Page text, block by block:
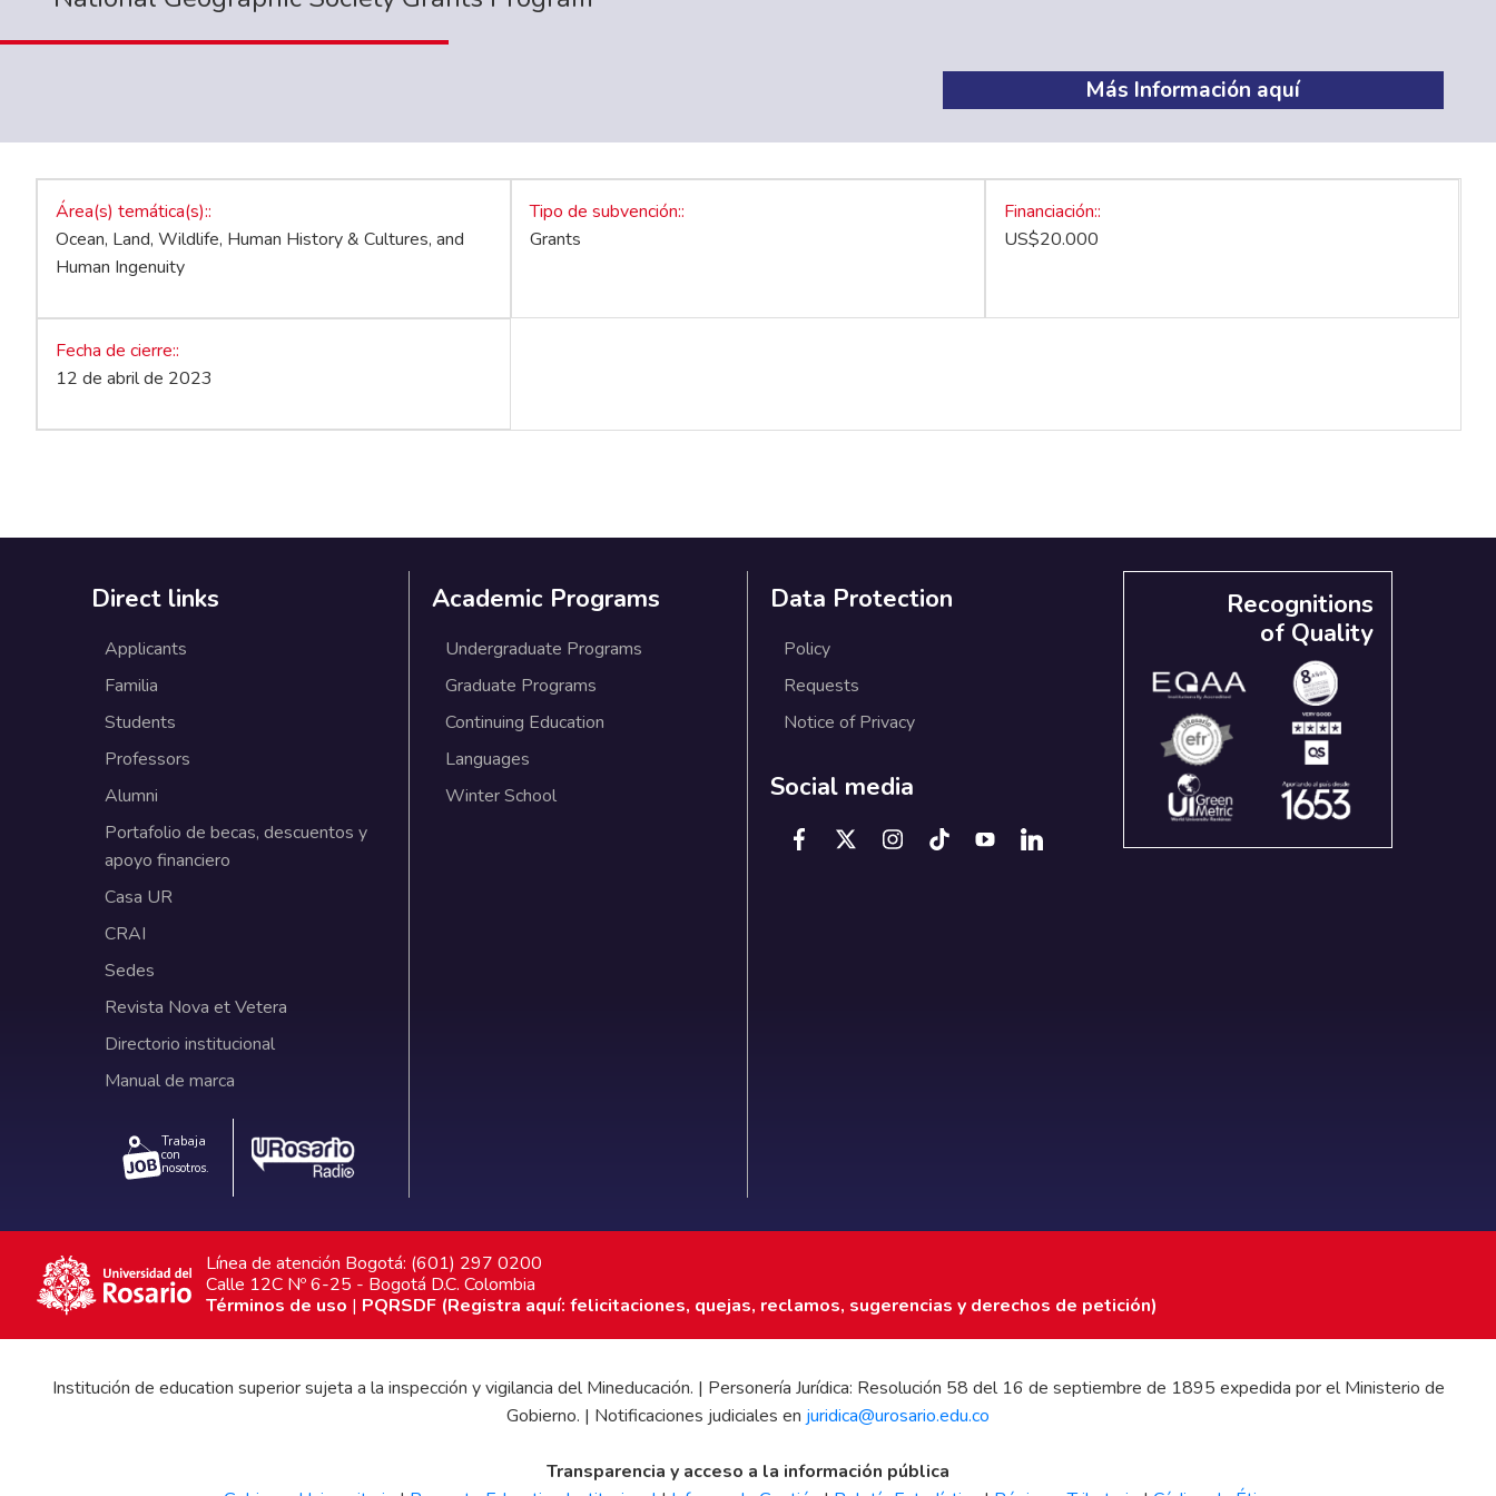
Más Información aquí
Área(s) temática(s):
Ocean, Land, Wildlife, Human History & Cultures, and
Human Ingenuity
Tipo de subvención:
Grants
Financiación:
US$20.000
Fecha de cierre:
12 de abril de 2023
Direct links
Applicants
Familia
Students
Professors
Alumni
Portafolio de becas, descuentos y
apoyo financiero
Casa UR
CRAI
Sedes
Revista Nova et Vetera
Directorio institucional
Manual de marca
Trabaja
con
nosotros.
Academic Programs
Undergraduate Programs
Graduate Programs
Continuing Education
Languages
Winter School
Data Protection
Policy
Requests
Notice of Privacy
Social media
Recognitions
of Quality
Línea de atención Bogotá: (601) 297 0200
Calle 12C Nº 6-25 - Bogotá D.C. Colombia
Términos de uso | PQRSDF (Registra aquí: felicitaciones, quejas, reclamos, sugerencias y derechos de petición)
Institución de education superior sujeta a la inspección y vigilancia del Mineducación. | Personería Jurídica: Resolución 58 del 16 de septiembre de 1895 expedida por el Ministerio de
Gobierno. | Notificaciones judiciales en juridica@urosario.edu.co
Transparencia y acceso a la información pública